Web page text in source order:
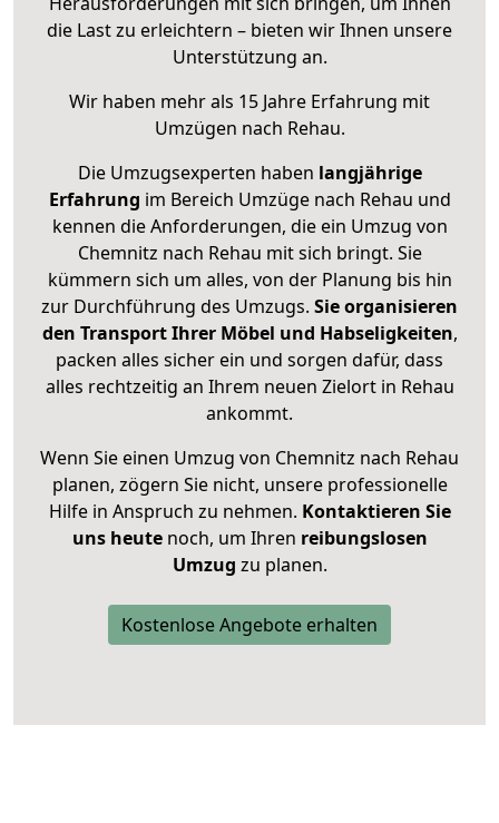
die Last zu erleichtern – bieten wir Ihnen unsere
Unterstützung an.
Wir haben mehr als 15 Jahre Erfahrung mit
Umzügen nach Rehau.
Die Umzugsexperten haben langjährige
Erfahrung im Bereich Umzüge nach Rehau und
kennen die Anforderungen, die ein Umzug von
Chemnitz nach Rehau mit sich bringt. Sie
kümmern sich um alles, von der Planung bis hin
zur Durchführung des Umzugs. Sie organisieren
den Transport Ihrer Möbel und Habseligkeiten,
packen alles sicher ein und sorgen dafür, dass
alles rechtzeitig an Ihrem neuen Zielort in Rehau
ankommt.
Wenn Sie einen Umzug von Chemnitz nach Rehau
planen, zögern Sie nicht, unsere professionelle
Hilfe in Anspruch zu nehmen. Kontaktieren Sie
uns heutenoch, um Ihren reibungslosen
Umzug zu planen.
Kostenlose Angebote erhalten